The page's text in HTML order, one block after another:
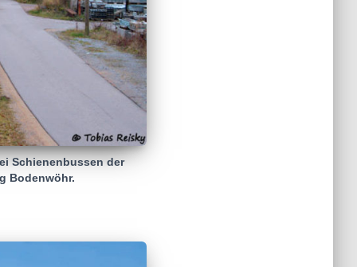
Schienenbussen der
Bodenwöhr.